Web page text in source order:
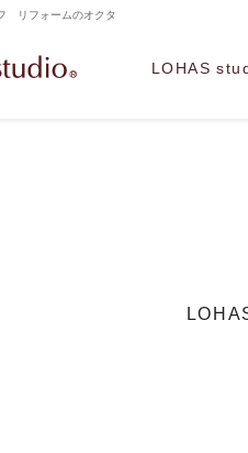
リフォームのオクタ
LOHAS